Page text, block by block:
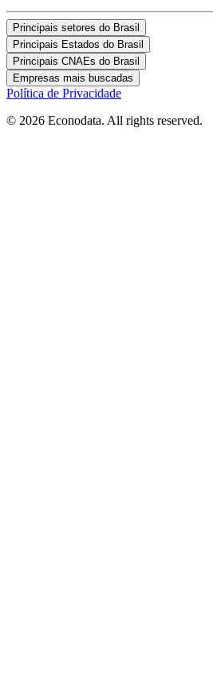
Principais setores do Brasil
Principais Estados do Brasil
Principais CNAEs do Brasil
Empresas mais buscadas
Política de Privacidade
© 2026 Econodata. All rights reserved.